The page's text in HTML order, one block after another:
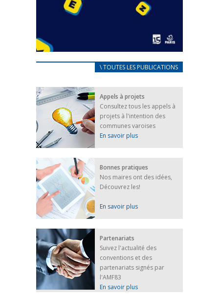
CARNET D’ACCUEIL
25 avril 2022
Afin d’accompagner au mieux les réfugiés
ukrainiens arrivés en France,...
FEUILLETER
\ TOUTES LES PUBLICATIONS
Appels à projets
Consultez tous les appels à
projets à l'intention des
communes varoises
En savoir plus
Bonnes pratiques
Nos maires ont des idées,
Découvrez les!
En savoir plus
Partenariats
Suivez l'actualité des
conventions et des
partenariats signés par
l'AMF83
En savoir plus